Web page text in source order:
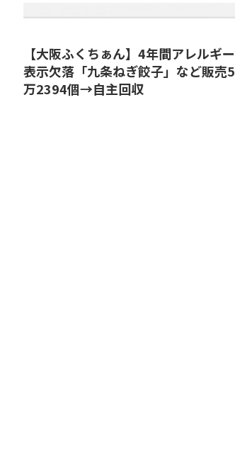
【大阪ふくちぁん】4年間アレルギー
表示欠落「九条ねぎ餃子」など販売5
万2394個→自主回収